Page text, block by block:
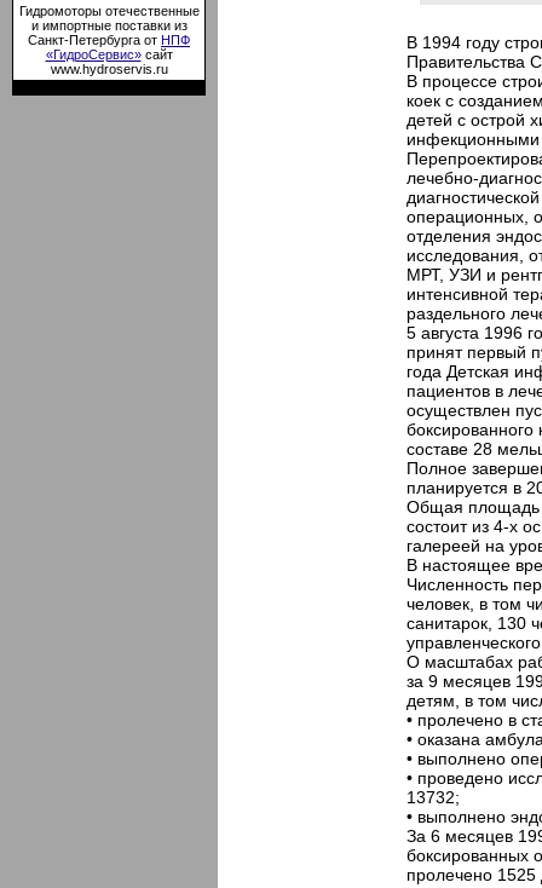
Гидромоторы отечественные
и импортные поставки из
Санкт-Петербурга от НПФ
«ГидроСервис»сайт
www.hydroservis.ru
В 1994 году
Правительства
В процессе
коек с
детей с острой
инфекционными
лечебно-
операционных,
отделения
исследования,
МРТ, УЗИ и
интенсивной
раздельного
5 августа 1996
принят первый
года Детская
пациентов в
осуществлен
составе 28
Полное
планируется в
Общая площадь
состоит из 4-х
галереей на
В настоящее
Численность
человек, в том
санитарок, 130
О масштабах
за 9 месяцев
детям, в том
• пролечено в
• оказана
• выполнено
• проведено
13732;
• выполнено
За 6 месяцев
боксированных
пролечено